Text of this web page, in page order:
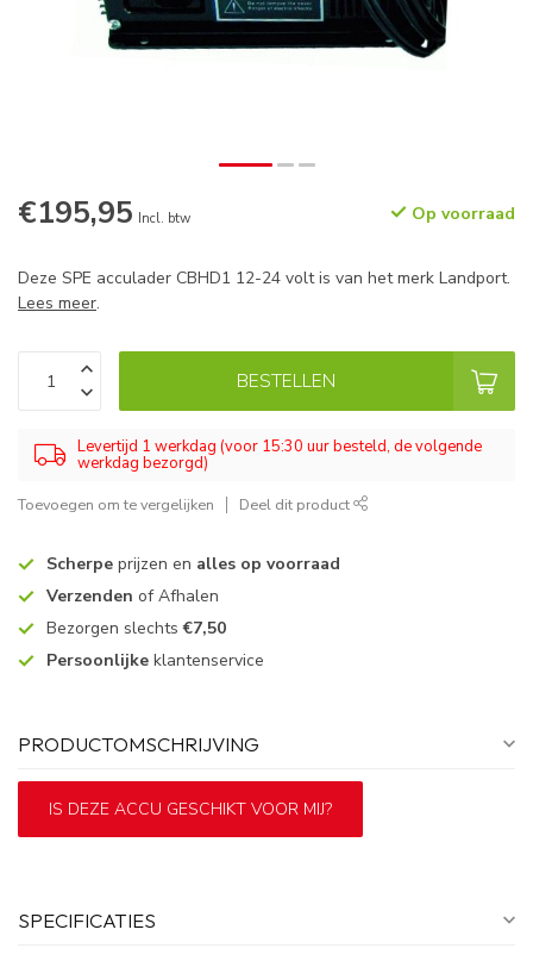
€195,95 Incl. btw Op voorraad
Deze SPE acculader CBHD1 12-24 volt is van het merk Landport.
Lees meer.
BESTELLEN
Levertijd 1 werkdag (voor 15:30 uur besteld, de volgende
werkdag bezorgd)
Toevoegen om te vergelijken Deel dit product
Scherpe prijzen en alles op voorraad
Verzenden of Afhalen
Bezorgen slechts€7,50
Persoonlijke klantenservice
PRODUCTOMSCHRIJVING
IS DEZE ACCU GESCHIKT VOOR MIJ?
SPECIFICATIES